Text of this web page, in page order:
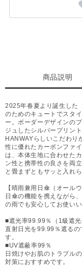
商品説明
2025年春夏より誕生した
のためのキュートでスタ
ー。ボーダーデザインの
ジュしたシルバープリン
HANWAYらしいこだわり
性に優れたカーボンファ
は、本体生地に合わせた
ン性と携帯性の良さを両
と畳まずともサッと入れ
【晴雨兼用日傘（オール
日傘の機能を携えながら
の雨でも安心してお使いい
■遮光率99.99％（1級遮光
直射日光を99.99％遮るの
す。
■UV遮蔽率99％
日焼けやお肌のトラブル
対策におすすめです。